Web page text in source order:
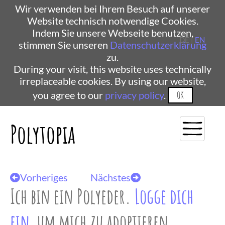
Wir verwenden bei Ihrem Besuch auf unserer
Website technisch notwendige Cookies.
Indem Sie unsere Webseite benutzen,
stimmen Sie unseren Datenschutzerklärung
zu.
During your visit, this website uses technically
irreplaceable cookies. By using our website,
you agree to our privacy policy. OK
Polytopia
DE | EN
Vorheriges Nächstes
Ich bin ein Polyeder. Logge dich